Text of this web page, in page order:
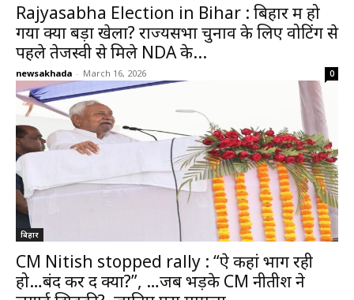
Rajyasabha Election in Bihar : बिहार में हो
गया क्या बड़ा खेला? राज्यसभा चुनाव के लिए वोटिंग से
पहले तेजस्वी से मिले NDA के...
newsakhada - March 16, 2026 0
बिहार
CM Nitish stopped rally : “ऐ कहां भाग रही
हो…बंद कर दें क्या?”, …जब भड़के CM नीतीश ने